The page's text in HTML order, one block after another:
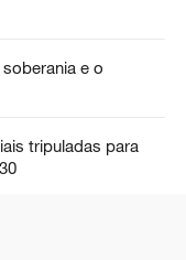
e o
tripuladas para